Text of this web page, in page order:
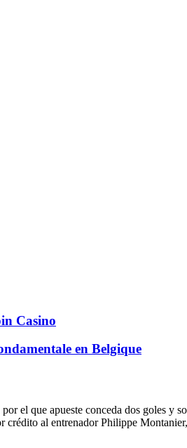
Casino
en Belgique
el que apueste conceda dos goles y
al entrenador Philippe